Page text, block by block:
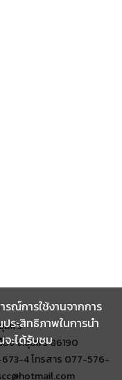
มพร
อง จ.ชุมพร 86190
4 โทรสาร 077-576-
ณ์การใช้งานจากการ
ระสิทธิภาพในการนำ
จะได้รับชม